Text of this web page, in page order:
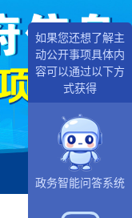
如果您还想了解主
动公开事项具体内
容可以通过以下方
式获得
政务智能问答系统